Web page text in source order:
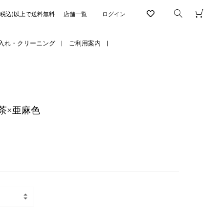
ログイン
込)以上で送料無料 店舗一覧
れ・クリーニング ご利用案内
×亜麻色